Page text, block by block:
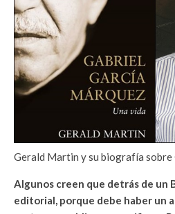
Gerald Martin y su biografía sobre
Algunos creen que detrás de un
editorial, porque debe haber un